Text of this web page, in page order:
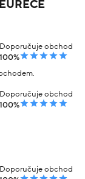
Doporučuje obchod
100%
Doporučuje obchod
100%
Doporučuje obchod